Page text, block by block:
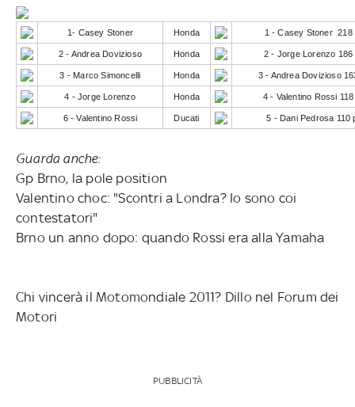
1- Casey Stoner Honda 1 - Casey Stoner 218
2 - Andrea Dovizioso Honda 2 - Jorge Lorenzo 186
3 - Marco Simoncelli Honda 3 - Andrea Dovizioso
4 - Jorge Lorenzo Honda 4 - Valentino Rossi
6 - Valentino Rossi Ducati 5 - Dani Pedrosa 110
Guarda anche:
Gp Brno, la pole position
Valentino choc: "Scontri a Londra? Io sono coi
contestatori"
Brno un anno dopo: quando Rossi era alla Yamaha
Chi vincerà il Motomondiale 2011? Dillo nel Forum dei
Motori
PUBBLICITÀ